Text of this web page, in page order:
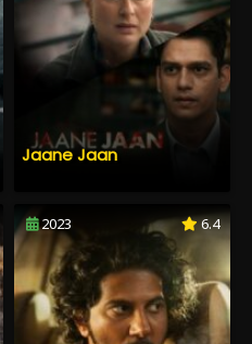
Jaane Jaan
2023 6.4